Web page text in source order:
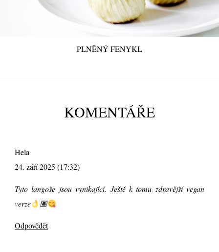
PLNĚNÝ FENYKL
KOMENTÁŘE
Hela
24. září 2025 (17:32)
Tyto langoše jsou vynikající. Ještě k tomu zdravější vegan
verze
🏽
Odpovědět